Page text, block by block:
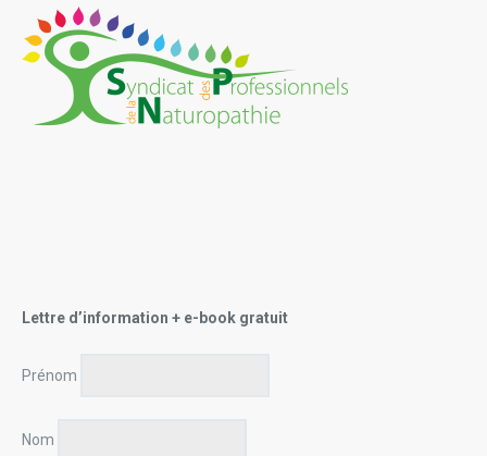
Lettre d’information + e-book gratuit
Prénom
Nom